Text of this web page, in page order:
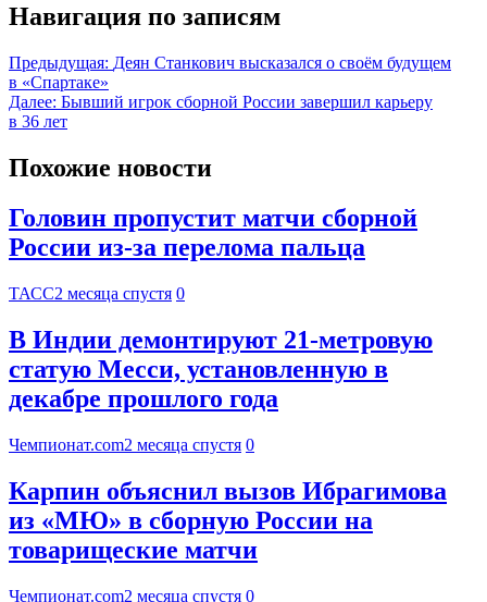
Навигация по записям
Предыдущая: Деян Станкович высказался о своём будущем
в «Спартаке»
Далее: Бывший игрок сборной России завершил карьеру
в 36 лет
Похожие новости
Головин пропустит матчи сборной
России из-за перелома пальца
ТАСС2 месяца спустя 0
В Индии демонтируют 21-метровую
статую Месси, установленную в
декабре прошлого года
Чемпионат.com2 месяца спустя 0
Карпин объяснил вызов Ибрагимова
из «МЮ» в сборную России на
товарищеские матчи
Чемпионат.com2 месяца спустя 0